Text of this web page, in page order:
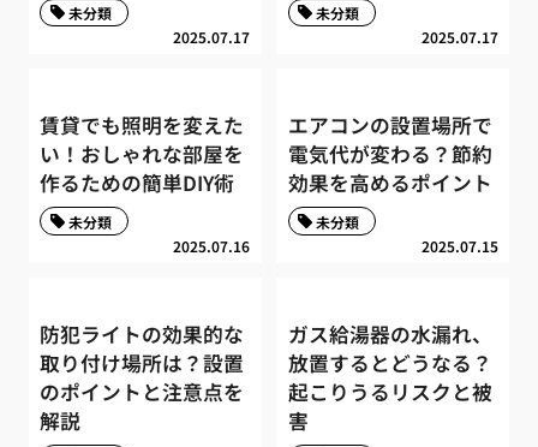
2025.07.17
未分類
2025.07.17
未分類
賃貸でも照明を変えた
い！おしゃれな部屋を
作るための簡単DIY術
2025.07.16
未分類
エアコンの設置場所で
電気代が変わる？節約
効果を高めるポイント
2025.07.15
未分類
防犯ライトの効果的な
取り付け場所は？設置
のポイントと注意点を
解説
ガス給湯器の水漏れ、
放置するとどうなる？
起こりうるリスクと被
害